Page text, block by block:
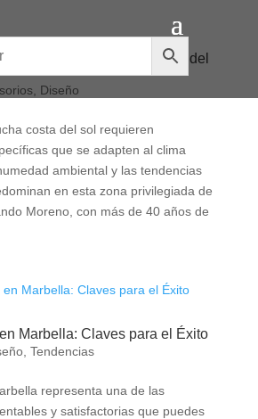
Elegir la Ideal en Costa del
Diseño
costa del sol requieren
que se adapten al clima
ambiental y las tendencias
en esta zona privilegiada de
Moreno, con más de 40 años de
Marbella: Claves para el Éxito
, Tendencias
representa una de las
y satisfactorias que puedes